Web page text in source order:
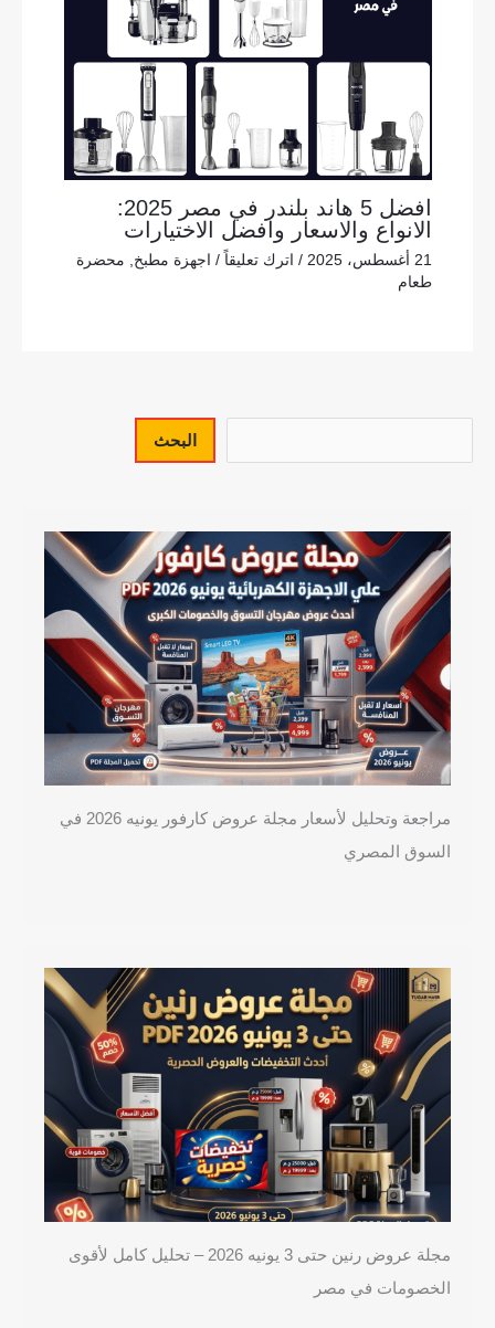
افضل 5 هاند بلندر في مصر 2025:
الانواع والاسعار وافضل الاختيارات
21 أغسطس، 2025 / اترك تعليقاً / اجهزة مطبخ
محضرة
طعام
البحث
مراجعة وتحليل لأسعار مجلة عروض كارفور يونيه 2026 في
السوق المصري
مجلة عروض رنين حتى 3 يونيه 2026 – تحليل كامل لأقوى
الخصومات في مصر